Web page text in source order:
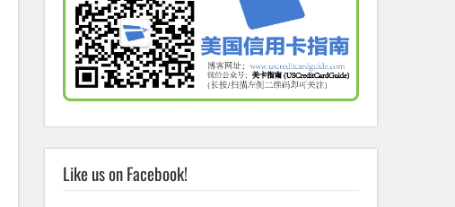
Like us on Facebook!